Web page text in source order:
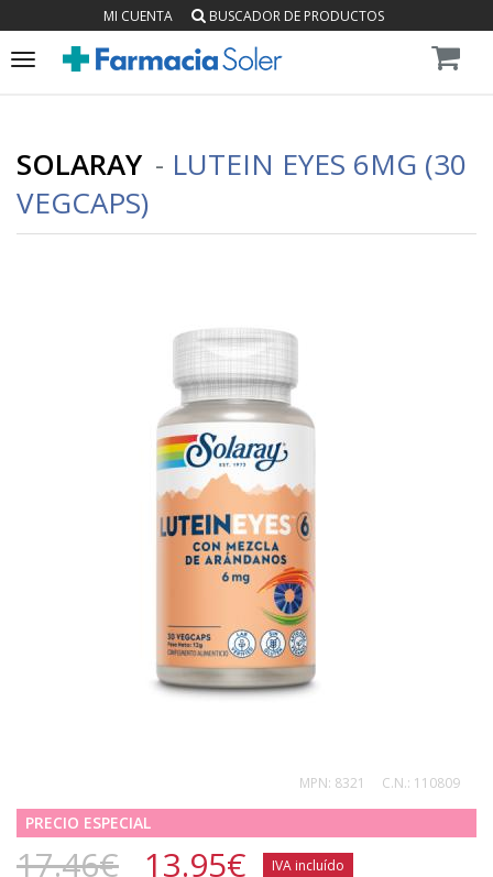
MI CUENTA BUSCADOR DE PRODUCTOS
Toggle
SOLARAY - LUTEIN EYES 6MG (30
VEGCAPS)
C.N.: 110809
MPN: 8321
PRECIO ESPECIAL
17.46€ 13.95€ IVA incluído